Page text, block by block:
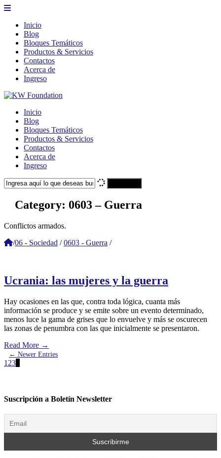
Inicio
Blog
Bloques Temáticos
Productos & Servicios
Contactos
Acerca de
Ingreso
Inicio
Blog
Bloques Temáticos
Productos & Servicios
Contactos
Acerca de
Ingreso
Category: 0603 – Guerra
Conflictos armados.
/06 - Sociedad / 0603 - Guerra /
Ucrania: las mujeres y la guerra
Hay ocasiones en las que, contra toda lógica, cuanta más
información se produce y se emite sobre un evento determinado,
menos luce la gama de grises que lo envuelve y más se oscurecen
las zonas de penumbra con las que inicialmente se presentaron.
Read More →
← Newer Entries
1 23
Suscripción a Boletín Newsletter